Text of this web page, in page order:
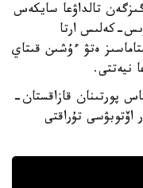
تالداۋعا سايكەس
كەلىس ارتا
ەتۋ ءۇشىن قىتاي
نيەتتى.
پورتىنان قازاقستان-
اۆتوبۋسى تۇراقتى